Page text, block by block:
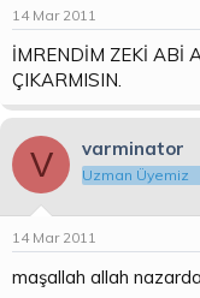
14 Mar 2011
İMRENDİM ZEKİ ABİ
ÇIKARMISIN.
V varminator
Uzman Üyemiz
14 Mar 2011
maşallah allah